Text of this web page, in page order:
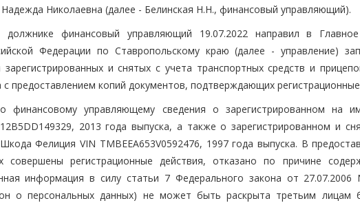
Николаевна (далее - Белинская Н.Н., финансовый управляющий).
финансовый управляющий 19.07.2022 направил в Главное
Федерации по Ставропольскому краю (далее - управление)
и снятых с учета транспортных средств и
с предоставлением копий документов, подтверждающих
финансовому управляющему сведения о зарегистрированном на
2013 года выпуска, а также о зарегистрированном и
Фелиция VIN TMBEEA653V0592476, 1997 года выпуска. В
совершены регистрационные действия, отказано по причине
информация в силу статьи 7 Федерального закона от
о персональных данных) не может быть раскрыта третьим лицам